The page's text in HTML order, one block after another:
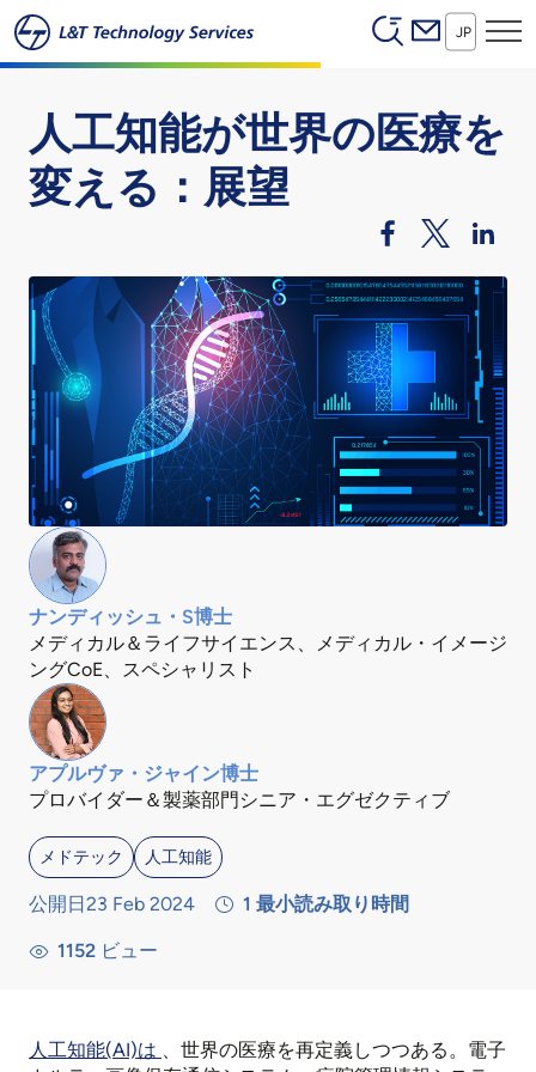
本文へスキップ Header
JP
人工知能が世界の医療を
変える：展望
ナンディッシュ・S博士
メディカル＆ライフサイエンス、メディカル・イメージ
ングCoE、スペシャリスト
アプルヴァ・ジャイン博士
プロバイダー＆製薬部門シニア・エグゼクティブ
メドテック 人工知能
公開日23 Feb 2024 1 最小読み取り時間
1152 ビュー
人工知能(AI)は 、世界の医療を再定義しつつある。電子